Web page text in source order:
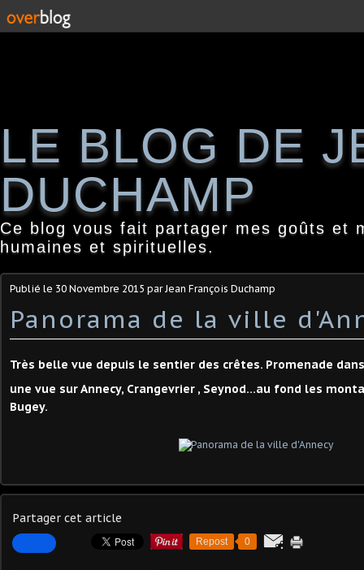
LE BLOG DE
DUCHAMP
Ce blog vous fait partager mes goûts et
humaines et spirituelles.
Publié le 30 Novembre 2015 par Jean François Duchamp
Panorama de la ville
Très belle vue depuis le sentier des crêtes. Promenade
une vue sur Annecy, Crangevrier , Seynod...au fond les
Bugey.
Partager cet article
Repost 0